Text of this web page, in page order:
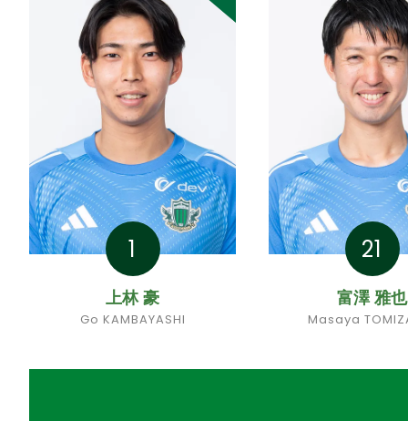
1
上林 豪
Go KAMBAYASHI
21
富澤 雅也
Masaya